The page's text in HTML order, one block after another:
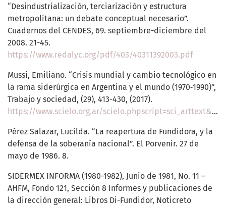
“Desindustrialización, terciarización y estructura
metropolitana: un debate conceptual necesario”.
Cuadernos del CENDES, 69. septiembre-diciembre del
2008. 21-45.
https://www.redalyc.org/pdf/403/40311392003.pdf
Mussi, Emiliano. “Crisis mundial y cambio tecnológico en
la rama siderúrgica en Argentina y el mundo (1970‐1990)”,
Trabajo y sociedad, (29), 413-430, (2017).
https://www.scielo.org.ar/scielo.phpscript=sci_arttext&pid=S151468712017000200021&lng=es&tlng=es
Pérez Salazar, Lucilda. “La reapertura de Fundidora, y la
defensa de la soberanía nacional”. El Porvenir. 27 de
mayo de 1986. 8.
SIDERMEX INFORMA (1980-1982), Junio de 1981, No. 11 –
AHFM, Fondo 121, Sección 8 Informes y publicaciones de
la dirección general: Libros Di-Fundidor, Noticreto